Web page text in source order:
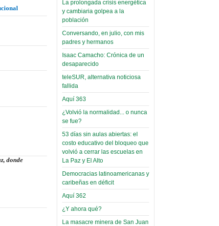
donde
Leer Más...
Trabajo Social de la UMSA
volverá a las urnas para elegir a
su directora
Sábado, 14 Octubre 2023
Leer Más...
Candidatos del MAS se
presentarán en la UMSA
Jueves, 14 Septiembre 2023
Leer Más...
Carrera de Geografía realiza
Segundo Congreso Nacional
Viernes, 14 Octubre 2022
Leer Más...
Docentes y estudiantes de
Trabajo Social de la UMSA
elegirán directora
Viernes, 14 Octubre 2022
Leer Más...
“Tuna Femenina San Andrés”
toca y canta con coraje
Read more...
Infierno Covid
parte VI:
Gabinete de
Áñez se atribuye
construcción de
hospitales
prefabricados en
la que no tuvo
participación;
más de 24 horas
después rectifica
parcialmente
El Infamatorio
Miércoles, 09 Diciembre 2020
Read more...
Interpretación
de un álbum de
La prolongada crisis energética
y cambiaria golpea a la
población
Conversando, en julio, con mis
padres y hermanos
Isaac Camacho: Crónica de un
desaparecido
teleSUR, alternativa noticiosa
fallida
Aquí 363
¿Volvió la normalidad... o nunca
se fue?
53 días sin aulas abiertas: el
costo educativo del bloqueo que
volvió a cerrar las escuelas en
La Paz y El Alto
Democracias latinoamericanas y
caribeñas en déficit
Aquí 362
¿Y ahora qué?
La masacre minera de San Juan